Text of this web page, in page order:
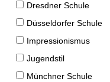
Dresdner Schule
Düsseldorfer Schule
Impressionismus
Jugendstil
Münchner Schule